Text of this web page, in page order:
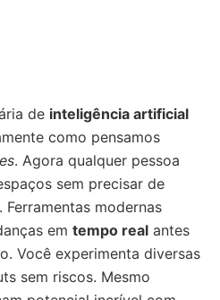
de inteligência artificial
como pensamos
. Agora qualquer pessoa
sem precisar de
modernas
em tempo real antes
Você experimenta diversas
sem riscos. Mesmo